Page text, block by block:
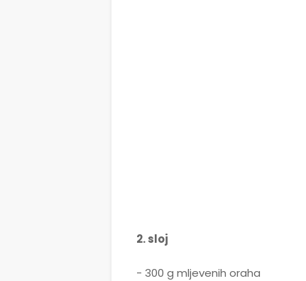
2. sloj
- 300 g mljevenih oraha